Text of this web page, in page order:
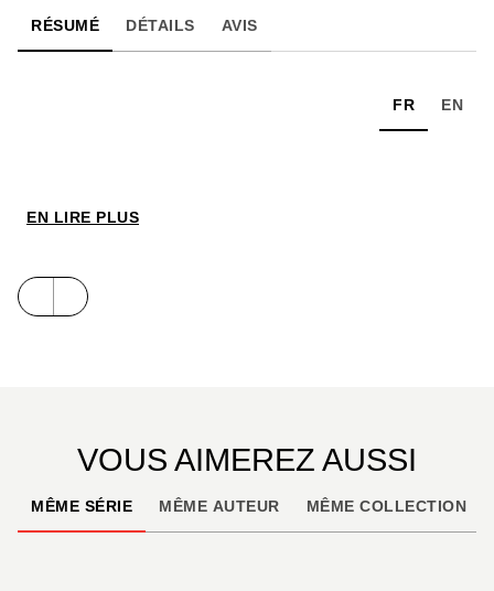
RÉSUMÉ DÉTAILS AVIS
FR EN
EN LIRE PLUS
VOUS AIMEREZ AUSSI
MÊME SÉRIE MÊME AUTEUR MÊME COLLECTION